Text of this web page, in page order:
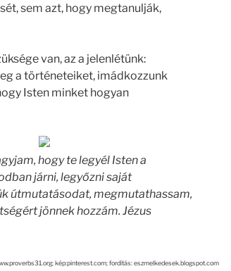
sem azt, hogy megtanulják,
van, az a jelenlétünk:
a történeteiket, imádkozzunk
Isten minket hogyan
hogy te legyél Isten a
járni, legyőzni saját
útmutatásodat, megmutathassam,
jönnek hozzám. Jézus
kép:pinterest.com; fordítás: eszmelkedesek.blogspot.com